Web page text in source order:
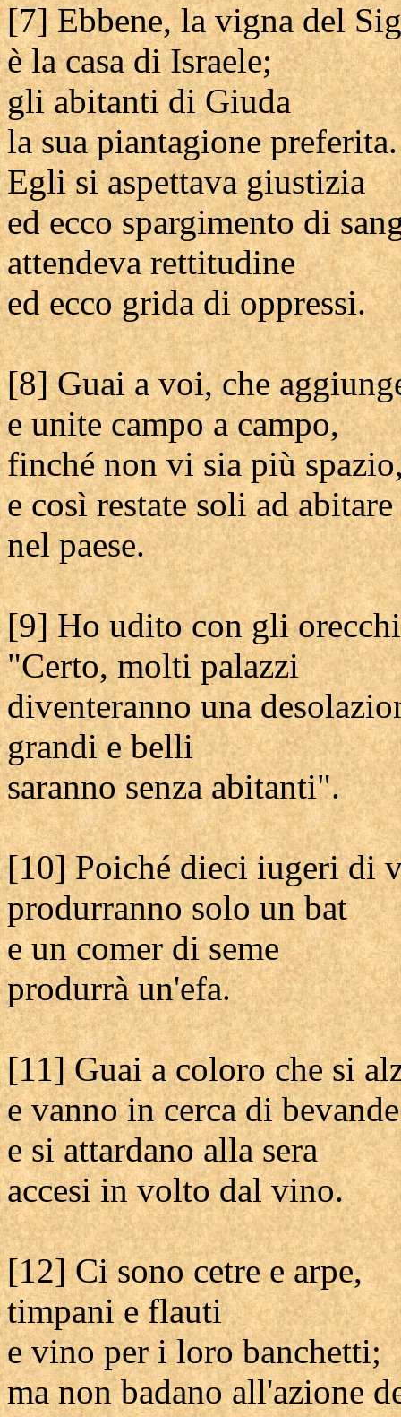
[7] Ebbene, la vigna del
è la casa di Israele;
gli abitanti di Giuda
la sua piantagione preferita.
Egli si aspettava giustizia
ed ecco spargimento di
attendeva rettitudine
ed ecco grida di oppressi.
[8] Guai a voi, che
e unite campo a campo,
finché non vi sia più
e così restate soli ad abitare
nel paese.
[9] Ho udito con gli
"Certo, molti palazzi
diventeranno una
grandi e belli
saranno senza abitanti".
[10] Poiché dieci iugeri di
produrranno solo un bat
e un comer di seme
produrrà un'efa.
[11] Guai a coloro che si
e vanno in cerca di
e si attardano alla sera
accesi in volto dal vino.
[12] Ci sono cetre e arpe,
timpani e flauti
e vino per i loro banchetti;
ma non badano all'azione